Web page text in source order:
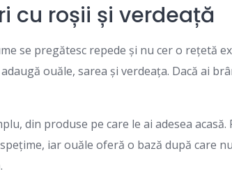
cu roșii și verdeață
se pregătesc repede și nu cer o rețetă
ouăle, sarea și verdeața. Dacă ai
din produse pe care le ai adesea
iar ouăle oferă o bază după care